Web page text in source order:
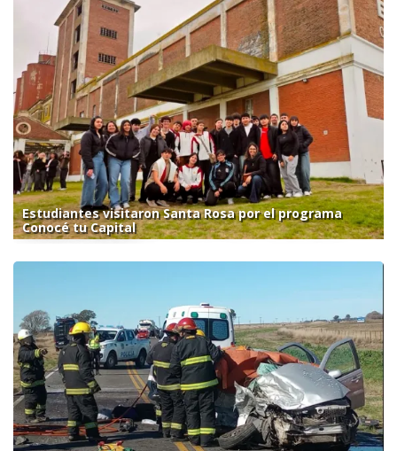
Estudiantes visitaron Santa Rosa por el programa
Conocé tu Capital